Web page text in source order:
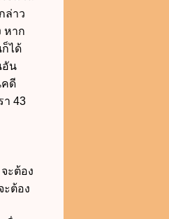
ล่าว
หาก
ได้
อัน
คดี
43
ะต้อง
ต้อง